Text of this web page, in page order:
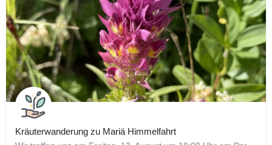
Kräuterwanderung zu Mariä Himmelfahrt